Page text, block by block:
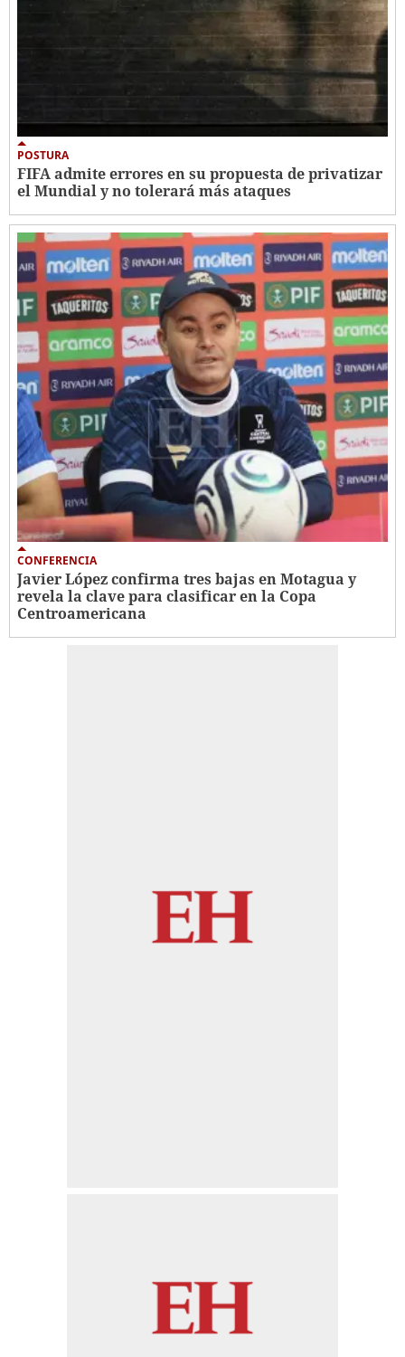
POSTURA
FIFA admite errores en su propuesta de privatizar
el Mundial y no tolerará más ataques
CONFERENCIA
Javier López confirma tres bajas en Motagua y
revela la clave para clasificar en la Copa
Centroamericana